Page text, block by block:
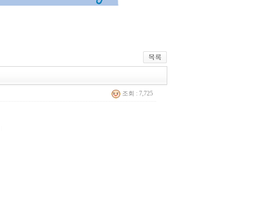
조회 : 7,725